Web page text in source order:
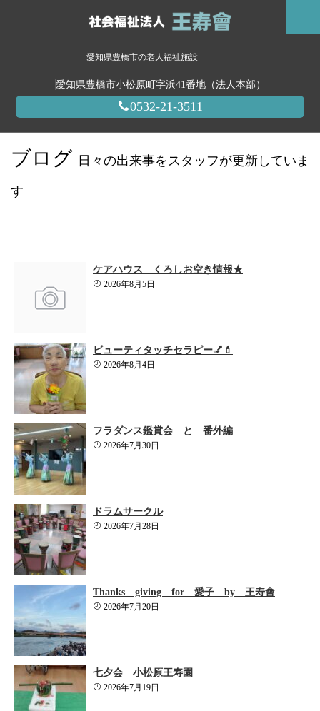
愛知県豊橋市の老人福祉施設
愛知県豊橋市小松原町字浜41番地（法人本部）
0532-21-3511
ブログ 日々の出来事をスタッフが更新していま
す
ケアハウス くろしお空き情報★
2026年8月5日
ビューティタッチセラピー💅💄
2026年8月4日
フラダンス鑑賞会 と 番外編
2026年7月30日
ドラムサークル
2026年7月28日
Thanks giving for 愛子 by 王寿會
2026年7月20日
七夕会 小松原王寿園
2026年7月19日